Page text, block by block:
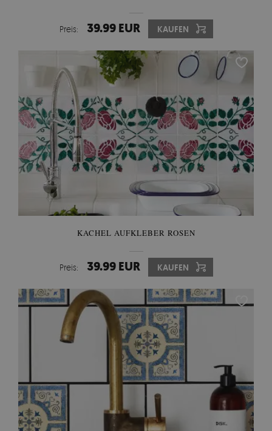
Preis: 39.99 EUR KAUFEN
KACHEL AUFKLEBER ROSEN
Preis: 39.99 EUR KAUFEN